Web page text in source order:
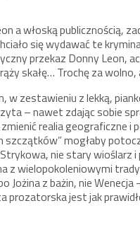
a włoską publicznością,
się wydawać te
przekaz Donny Leon,
skałę… Trochę za wolno,
zestawieniu z lekką,
– nawet zdając sobie
realia geograficzne i
mogłaby
nie stary wioślarz i
z wielopokoleniowymi
Jożina z bażin, nie
prozatorska jest jak